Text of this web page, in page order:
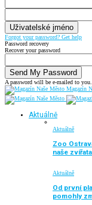
Forgot your password? Get help
Password recovery
Recover your password
A password will be e-mailed to you.
Magazín
Aktuálně
Aktuálně
Zoo
naše
Aktuálně
Od první
pomohly